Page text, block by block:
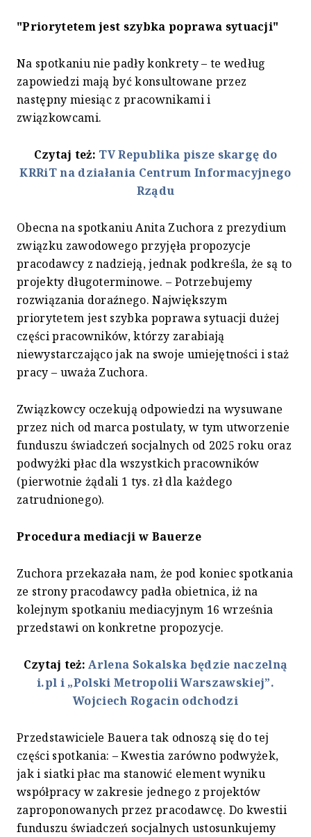
"Priorytetem jest szybka poprawa sytuacji"
Na spotkaniu nie padły konkrety – te według
zapowiedzi mają być konsultowane przez
następny miesiąc z pracownikami i
związkowcami.
Czytaj też: TV Republika pisze skargę do
KRRiT na działania Centrum Informacyjnego
Rządu
Obecna na spotkaniu Anita Zuchora z prezydium
związku zawodowego przyjęła propozycje
pracodawcy z nadzieją, jednak podkreśla, że są to
projekty długoterminowe. – Potrzebujemy
rozwiązania doraźnego. Największym
priorytetem jest szybka poprawa sytuacji dużej
części pracowników, którzy zarabiają
niewystarczająco jak na swoje umiejętności i staż
pracy – uważa Zuchora.
Związkowcy oczekują odpowiedzi na wysuwane
przez nich od marca postulaty, w tym utworzenie
funduszu świadczeń socjalnych od 2025 roku oraz
podwyżki płac dla wszystkich pracowników
(pierwotnie żądali 1 tys. zł dla każdego
zatrudnionego).
Procedura mediacji w Bauerze
Zuchora przekazała nam, że pod koniec spotkania
ze strony pracodawcy padła obietnica, iż na
kolejnym spotkaniu mediacyjnym 16 września
przedstawi on konkretne propozycje.
Czytaj też:Arlena Sokalska będzie naczelną
i.pl i „Polski Metropolii Warszawskiej”.
Wojciech Rogacin odchodzi
Przedstawiciele Bauera tak odnoszą się do tej
części spotkania: – Kwestia zarówno podwyżek,
jak i siatki płac ma stanowić element wyniku
współpracy w zakresie jednego z projektów
zaproponowanych przez pracodawcę. Do kwestii
funduszu świadczeń socjalnych ustosunkujemy